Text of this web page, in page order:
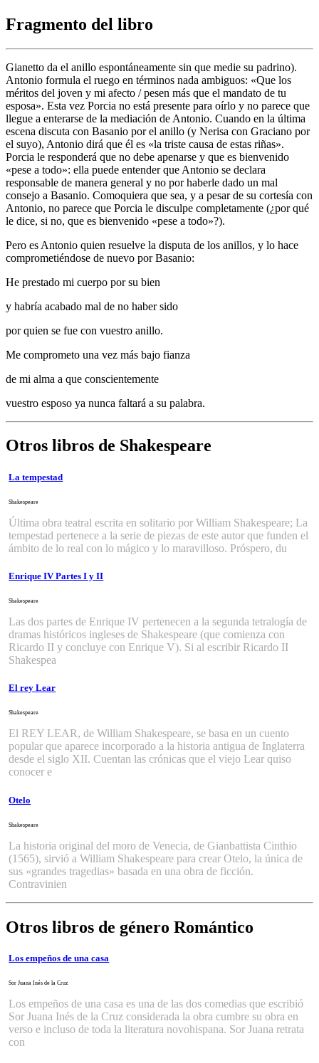
Fragmento del libro
Gianetto da el anillo espontáneamente sin que medie su padrino).
Antonio formula el ruego en términos nada ambiguos: «Que los
méritos del joven y mi afecto / pesen más que el mandato de tu
esposa». Esta vez Porcia no está presente para oírlo y no parece que
llegue a enterarse de la mediación de Antonio. Cuando en la última
escena discuta con Basanio por el anillo (y Nerisa con Graciano por
el suyo), Antonio dirá que él es «la triste causa de estas riñas».
Porcia le responderá que no debe apenarse y que es bienvenido
«pese a todo»: ella puede entender que Antonio se declara
responsable de manera general y no por haberle dado un mal
consejo a Basanio. Comoquiera que sea, y a pesar de su cortesía con
Antonio, no parece que Porcia le disculpe completamente (¿por qué
le dice, si no, que es bienvenido «pese a todo»?).
Pero es Antonio quien resuelve la disputa de los anillos, y lo hace
comprometiéndose de nuevo por Basanio:
He prestado mi cuerpo por su bien
y habría acabado mal de no haber sido
por quien se fue con vuestro anillo.
Me comprometo una vez más bajo fianza
de mi alma a que conscientemente
vuestro esposo ya nunca faltará a su palabra.
Otros libros de Shakespeare
La tempestad
Shakespeare
Última obra teatral escrita en solitario por William Shakespeare; La
tempestad pertenece a la serie de piezas de este autor que funden el
ámbito de lo real con lo mágico y lo maravilloso. Próspero, du
Enrique IV Partes I y II
Shakespeare
Las dos partes de Enrique IV pertenecen a la segunda tetralogía de
dramas históricos ingleses de Shakespeare (que comienza con
Ricardo II y concluye con Enrique V). Si al escribir Ricardo II
Shakespea
El rey Lear
Shakespeare
El REY LEAR, de William Shakespeare, se basa en un cuento
popular que aparece incorporado a la historia antigua de Inglaterra
desde el siglo XII. Cuentan las crónicas que el viejo Lear quiso
conocer e
Otelo
Shakespeare
La historia original del moro de Venecia, de Gianbattista Cinthio
(1565), sirvió a William Shakespeare para crear Otelo, la única de
sus «grandes tragedias» basada en una obra de ficción.
Contravinien
Otros libros de género Romántico
Los empeños de una casa
Sor Juana Inés de la Cruz
Los empeños de una casa es una de las dos comedias que escribió
Sor Juana Inés de la Cruz considerada la obra cumbre su obra en
verso e incluso de toda la literatura novohispana. Sor Juana retrata
con